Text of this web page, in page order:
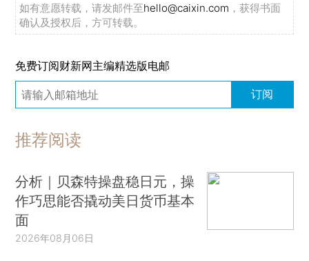
如有意愿转载，请发邮件至hello@caixin.com ，获得书面
确认及授权后，方可转载。
免费订阅财新网主编精选版电邮
订阅
推荐阅读
分析｜贝森特操盘稳日元，操
作巧思能否撬动美日货币基本
面
2026年08月06日